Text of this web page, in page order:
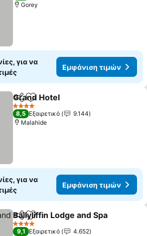
Gorey
για να
Εμφάνιση τιμών
Κοινοποίηση
Προσθήκη στα αγαπημένα
Grand Hotel
4 Αστέρια
8,5 Εξαιρετικό
9.144
Malahide
για να
Εμφάνιση τιμών
Κοινοποίηση
Προσθήκη στα αγαπημένα
Ballyliffin Lodge and Spa
4 Αστέρια
9,1 Εξαιρετικό
4.652